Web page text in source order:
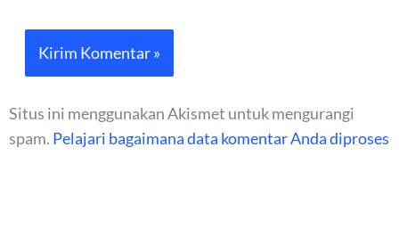
Situs ini menggunakan Akismet untuk mengurangi
spam. Pelajari bagaimana data komentar Anda diproses